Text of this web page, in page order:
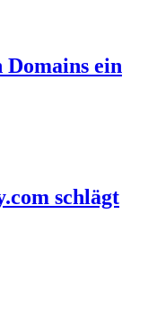
ein
schlägt